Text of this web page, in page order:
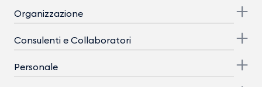
Organizzazione
Consulenti e Collaboratori
Personale